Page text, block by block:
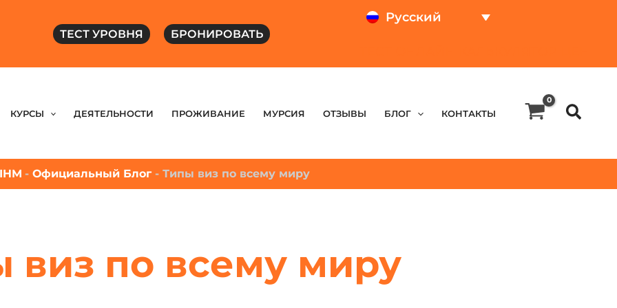
ТЕСТ УРОВНЯ БРОНИРОВАТЬ
Русский
КУРСЫ ДЕЯТЕЛЬНОСТИ ПРОЖИВАНИЕ МУРСИЯ OТЗЫВЫ БЛОГ КОНТАКТЫ
- Официальный Блог - Типы виз по всему миру
виз по всему миру